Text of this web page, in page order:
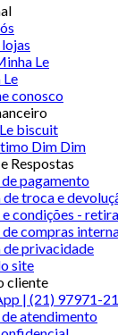
Le
Le
conosco
biscuit
Dim Dim
Respostas
pagamento
troca e
condições -
de compras
privacidade
site
cliente
| (21) 97971-
atendimento